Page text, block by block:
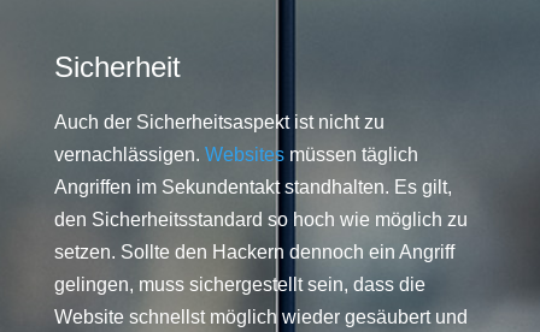
Sicherheit
Auch der Sicherheitsaspekt ist nicht zu
vernachlässigen. Websitesmüssen täglich
Angriffen im Sekundentakt standhalten. Es gilt,
den Sicherheitsstandard so hoch wie möglich zu
setzen. Sollte den Hackern dennoch ein Angriff
gelingen, muss sichergestellt sein, dass die
Website schnellst möglich wieder gesäubert und